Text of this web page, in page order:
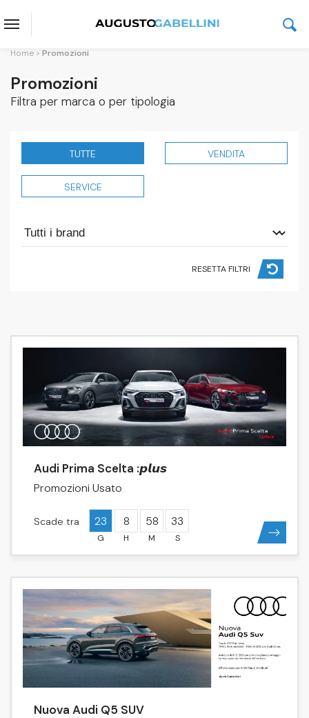
Home Promozioni
Promozioni
Filtra per marca o per tipologia
TUTTE VENDITA
SERVICE
RESETTA FILTRI
Audi Prima Scelta :𝙥𝙡𝙪𝙨
Promozioni Usato
Scade tra 23 8 58 33
Nuova Audi Q5 SUV